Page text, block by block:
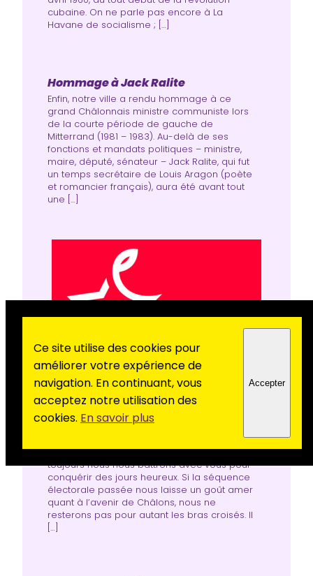
cubaine. On ne parle pas encore à La
Havane de socia­lisme ; […]
Hommage à Jack Ralite
Enfin, notre ville a rendu hommage à ce
grand Châlonnais ministre communiste lors
de la courte période de gauche de
Mitterrand (1981 – 1983). Au-delà de ses
fonctions et mandats politiques – ministre,
maire, député, sénateur – Jack Ralite, qui fut
un temps secrétaire de Louis Aragon (poète
et romancier français), aura été avant tout
une […]
Parce qu’un autre monde est
possible
Oui, au Parti communiste français, à Châlons,
possible. Jamais nous ne nous résignerons.Et
toujours nous nous battrons avec vous pour
conquérir des jours heureux. Si la séquence
électorale passée nous laisse un goût amer
quant à l’avenir de Châlons, nous ne
resterons pas pour autant les bras croisés. Il
[…]
Ce site utilise des cookies pour
améliorer votre expérience de
navigation. En continuant, vous
acceptez notre utilisation des
cookies. En savoir plus
Accepter